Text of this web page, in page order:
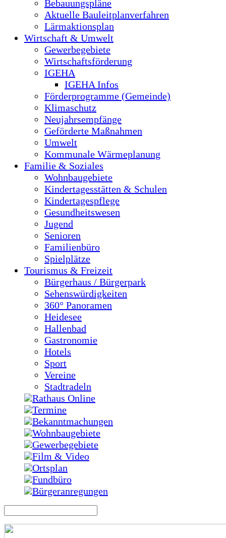
Bebauungspläne
Aktuelle Bauleitplanverfahren
Lärmaktionsplan
Wirtschaft & Umwelt
Gewerbegebiete
Wirtschaftsförderung
IGEHA
IGEHA Infos
Förderprogramme (Gemeinde)
Klimaschutz
Neujahrsempfänge
Geförderte Maßnahmen
Umwelt
Kommunale Wärmeplanung
Familie & Soziales
Wohnbaugebiete
Kindertagesstätten & Schulen
Kindertagespflege
Gesundheitswesen
Jugend
Senioren
Familienbüro
Spielplätze
Tourismus & Freizeit
Bürgerhaus / Bürgerpark
Sehenswürdigkeiten
360° Panoramen
Heidesee
Hallenbad
Gastronomie
Hotels
Sport
Vereine
Stadtradeln
Rathaus Online
Termine
Bekanntmachungen
Wohnbaugebiete
Gewerbegebiete
Film & Video
Ortsplan
Fundbüro
Bürgeranregungen